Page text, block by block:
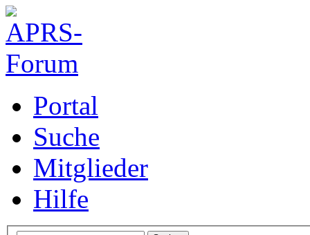
Portal
Suche
Mitglieder
Hilfe